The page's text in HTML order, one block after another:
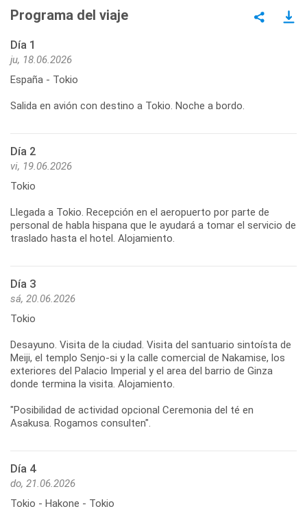
Programa del viaje
Día 1
ju, 18.06.2026
España - Tokio
Salida en avión con destino a Tokio. Noche a bordo.
Día 2
vi, 19.06.2026
Tokio
Llegada a Tokio. Recepción en el aeropuerto por parte de
personal de habla hispana que le ayudará a tomar el servicio de
traslado hasta el hotel. Alojamiento.
Día 3
sá, 20.06.2026
Tokio
Desayuno. Visita de la ciudad. Visita del santuario sintoísta de
Meiji, el templo Senjo-si y la calle comercial de Nakamise, los
exteriores del Palacio Imperial y el area del barrio de Ginza
donde termina la visita. Alojamiento.
"Posibilidad de actividad opcional Ceremonia del té en
Asakusa. Rogamos consulten".
Día 4
do, 21.06.2026
Tokio - Hakone - Tokio